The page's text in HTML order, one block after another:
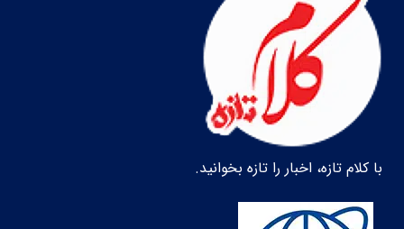
با کلام تازه، اخبار را تازه بخوانید.